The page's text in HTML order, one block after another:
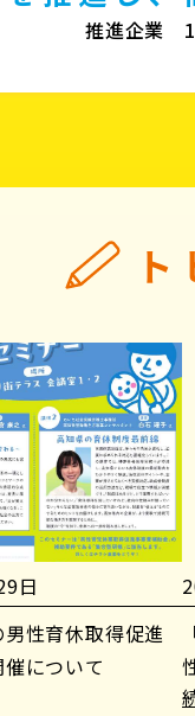
推進企業
日
性育休取得促進
について